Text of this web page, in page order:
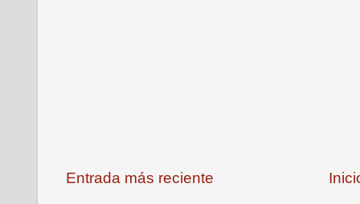
Entrada más reciente